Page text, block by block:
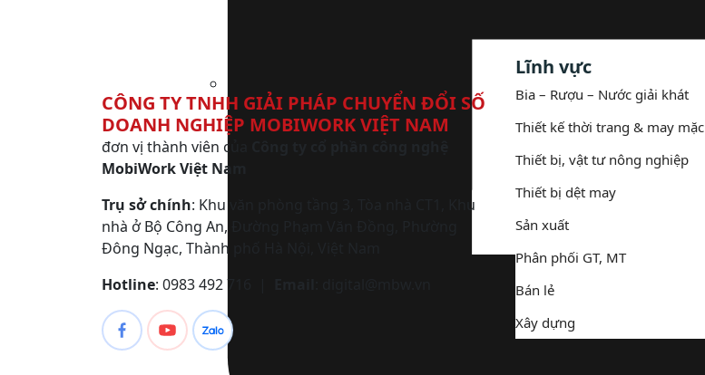
CÔNG TY TNHH GIẢI PHÁP CHUYỂN ĐỔI SỐ
DOANH NGHIỆP MOBIWORK VIỆT NAM
đơn vị thành viên của
MobiWork Việt Nam
Trụ sở chính: Khu văn phòng tầng 3, Tòa nhà CT1, Khu
nhà ở Bộ Công An, Đường Phạm Văn Đồng, Phường
Đông Ngạc, Thành phố Hà Nội, Việt Nam
Hotline: 0983 492 716 |
Lĩnh vực
Bia – Rượu – Nước giải khát
Thiết kế thời trang & may mặc
Thiết bị, vật tư nông nghiệp
Thiết bị dệt may
Sản xuất
Phân phối GT, MT
Bán lẻ
Xây dựng